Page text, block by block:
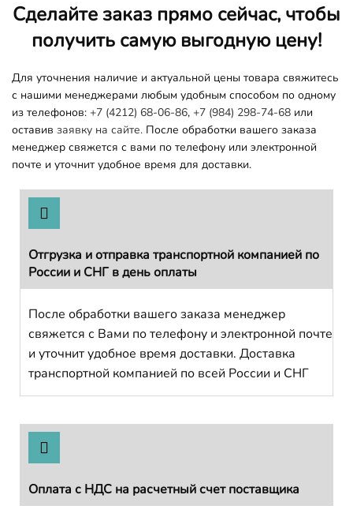
Сделайте заказ прямо сейчас, чтобы
получить самую выгодную цену!
Для уточнения наличие и актуальной цены товара свяжитесь
с нашими менеджерами любым удобным способом по одному
из телефонов: +7 (4212) 68-06-86, +7 (984) 298-74-68 или
оставив заявку на сайте. После обработки вашего заказа
менеджер свяжется с вами по телефону или электронной
почте и уточнит удобное время для доставки.
Отгрузка и отправка транспортной компанией по
России и СНГ в день оплаты
После обработки вашего заказа менеджер
свяжется с Вами по телефону и электронной почте
и уточнит удобное время доставки. Доставка
транспортной компанией по всей России и СНГ
Оплата с НДС на расчетный счет поставщика